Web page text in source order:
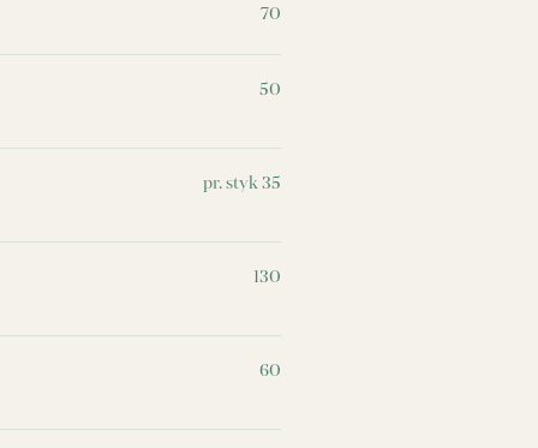
70
50
pr. styk 35
130
60